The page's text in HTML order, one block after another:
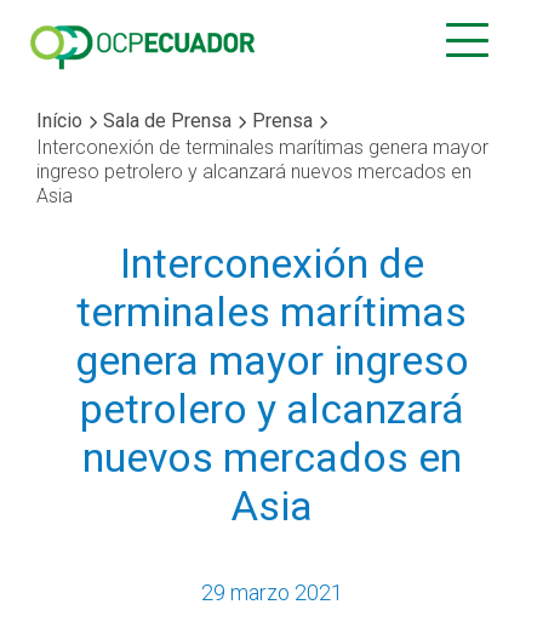
Início Sala de Prensa
Prensa
Interconexión de terminales marítimas genera mayor
ingreso petrolero y alcanzará nuevos mercados en
Asia
Interconexión de
terminales marítimas
genera mayor ingreso
petrolero y alcanzará
nuevos mercados en
Asia
29 marzo 2021